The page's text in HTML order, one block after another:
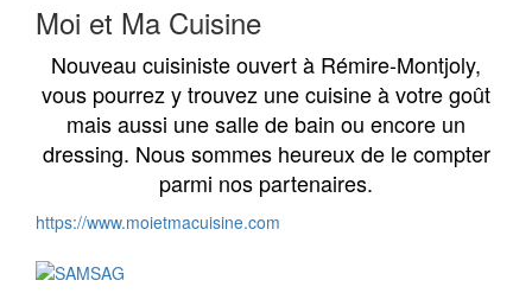
Moi et Ma Cuisine
Nouveau cuisiniste ouvert à Rémire-Montjoly,
vous pourrez y trouvez une cuisine à votre goût
mais aussi une salle de bain ou encore un
dressing. Nous sommes heureux de le compter
parmi nos partenaires.
https://www.moietmacuisine.com